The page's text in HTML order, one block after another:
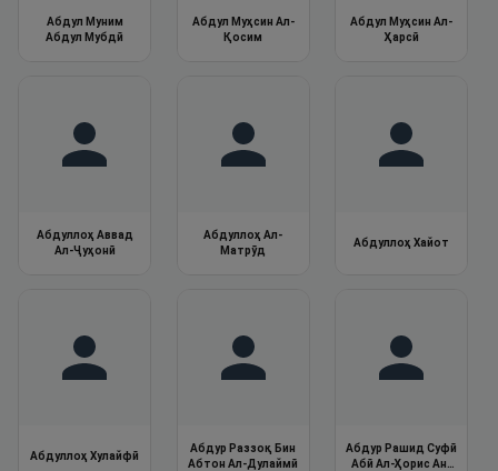
Абдул Муним
Абдул Мубдӣ
Абдул Муҳсин Ал-
Қосим
Абдул Муҳсин Ал-
Ҳарсӣ
Абдуллоҳ Аввад
Ал-Ҷуҳонӣ
Абдуллоҳ Ал-
Матрӯд
Абдуллоҳ Хайот
Абдуллоҳ Хулайфӣ
Абдур Раззоқ Бин
Абтон Ал-Дулаймӣ
Абдур Рашид Суфӣ
Абӣ Ал-Ҳорис Ан-